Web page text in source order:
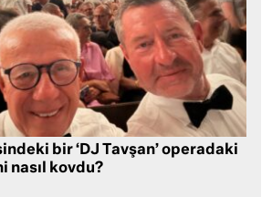
bir ‘DJ Tavşan’ operadaki
nasıl kovdu?